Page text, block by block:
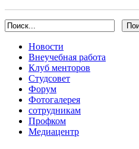
Новости
Внеучебная работа
Клуб менторов
Студсовет
Форум
Фотогалерея
сотрудникам
Профком
Медиацентр